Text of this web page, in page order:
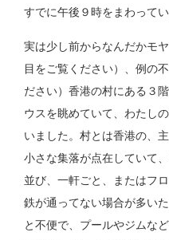
すでに午後９時をまわってい
実は少し前からなんだかモ
目をご覧ください）、例の
ださい）香港の村にある３
ウスを眺めていて、わたし
いました。村とは香港の、
小さな集落が点在していて
並び、一軒ごと、またはフ
鉄が通ってない場合が多い
と不便で、プールやジムな